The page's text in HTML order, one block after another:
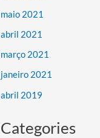
maio 2021
abril 2021
março 2021
janeiro 2021
abril 2019
Categories